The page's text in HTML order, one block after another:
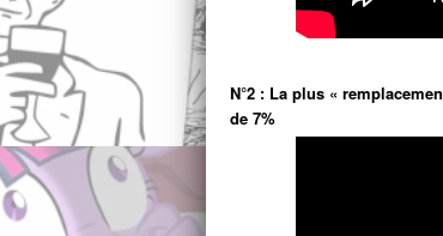
N°2 : La plus «
de 7%